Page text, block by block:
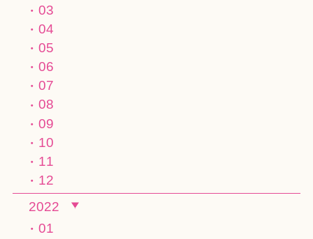
03
04
05
06
07
08
09
10
11
12
2022
01